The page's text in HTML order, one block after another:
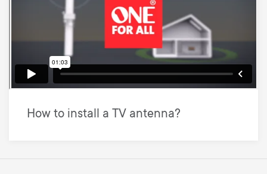
How to install a TV antenna?